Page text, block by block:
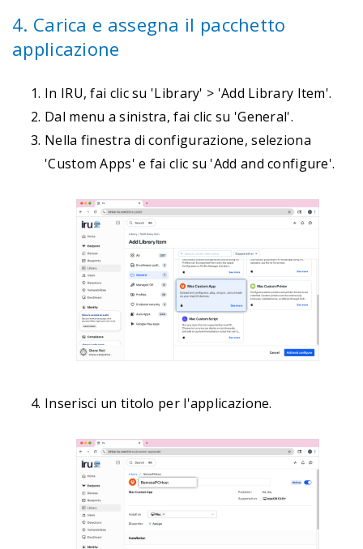
4. Carica e assegna il pacchetto
applicazione
In IRU, fai clic su 'Library' > 'Add Library Item'.
Dal menu a sinistra, fai clic su 'General'.
Nella finestra di configurazione, seleziona
'Custom Apps' e fai clic su 'Add and configure'.
Inserisci un titolo per l'applicazione.